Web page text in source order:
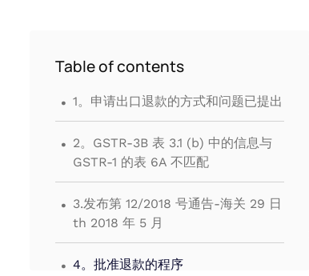
Table of contents
. 1。申请出口退款的方式和问题已提出
. 2。GSTR-3B 表 3.1 (b) 中的信息与
GSTR-1 的表 6A 不匹配
. 3.发布第 12/2018 号通告-海关 29 日
th 2018 年 5 月
. 4。批准退款的程序